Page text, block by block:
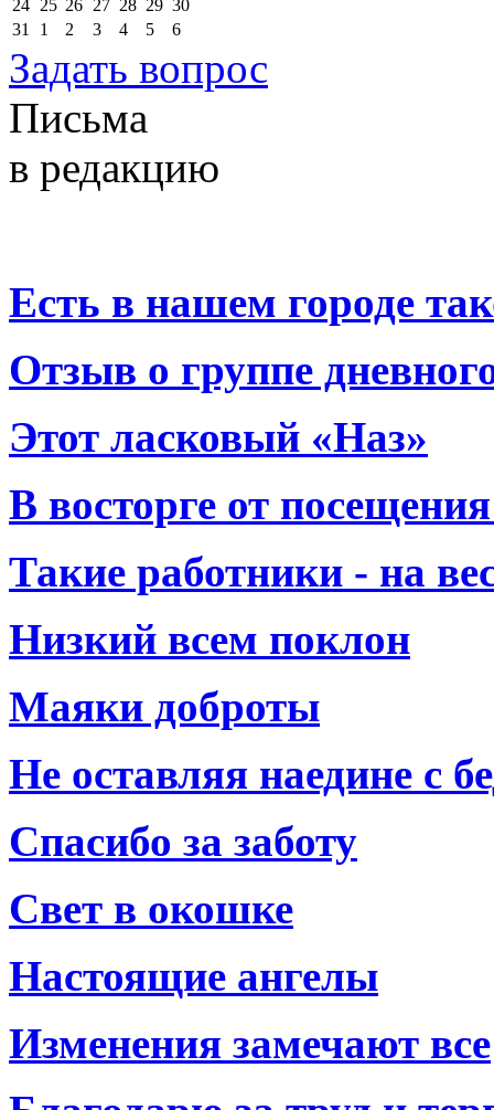
24 25 26 27 28 29 30
31
1 2 3 4 5 6
Задать вопрос
Письма
в редакцию
Есть в нашем городе
Отзыв о группе
Этот ласковый «Наз»
В восторге от
Такие работники - на
Низкий всем поклон
Маяки доброты
Не оставляя наедине с
Спасибо за заботу
Свет в окошке
Настоящие ангелы
Изменения замечают все